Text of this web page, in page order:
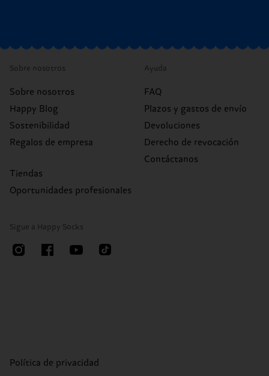
Sobre nosotros
Sobre nosotros
Happy Blog
Sostenibilidad
Regalos de empresa
Tiendas
Oportunidades profesionales
Ayuda
FAQ
Plazos y gastos de envío
Devoluciones
Derecho de revocación
Contáctanos
Sigue a Happy Socks
Política de privacidad